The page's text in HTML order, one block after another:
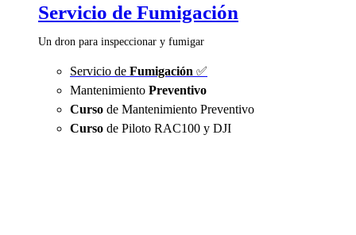
Servicio de Fumigación
Un dron para inspeccionar y fumigar
Servicio de Fumigación ✅
Mantenimiento Preventivo
Curso de Mantenimiento Preventivo
Curso de Piloto RAC100 y DJI